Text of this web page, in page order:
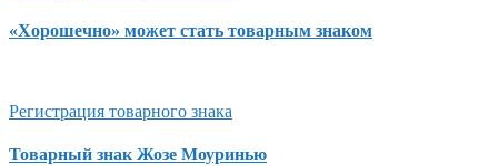
«Хорошечно» может стать товарным знаком
Регистрация товарного знака
Товарный знак Жозе Моуринью